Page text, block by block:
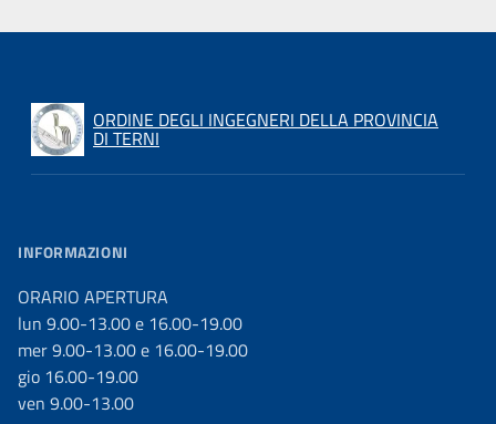
ORDINE DEGLI INGEGNERI DELLA PROVINCIA
DI TERNI
INFORMAZIONI
ORARIO APERTURA
lun 9.00-13.00 e 16.00-19.00
mer 9.00-13.00 e 16.00-19.00
gio 16.00-19.00
ven 9.00-13.00